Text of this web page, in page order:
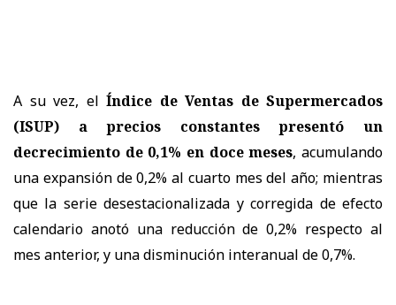
A su vez, el Índice de Ventas de Supermercados
(ISUP) a precios constantes presentó un
decrecimiento de 0,1% en doce meses, acumulando
una expansión de 0,2% al cuarto mes del año; mientras
que la serie desestacionalizada y corregida de efecto
calendario anotó una reducción de 0,2% respecto al
mes anterior, y una disminución interanual de 0,7%.